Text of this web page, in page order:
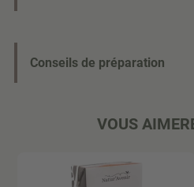
Conseils de préparation
VOUS